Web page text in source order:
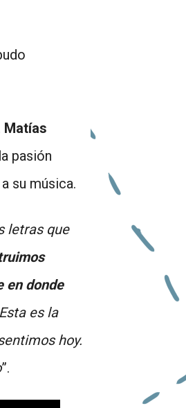
Matías
pasión
su música.
letras que
en donde
Esta es la
hoy.
”.